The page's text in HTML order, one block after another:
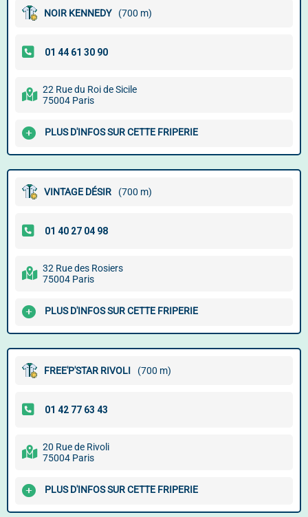
NOIR KENNEDY (700 m)
22 Rue du Roi de Sicile
75004 Paris
PLUS D'INFOS SUR CETTE FRIPERIE
VINTAGE DÉSIR (700 m)
32 Rue des Rosiers
75004 Paris
PLUS D'INFOS SUR CETTE FRIPERIE
FREE'P'STAR RIVOLI (700 m)
20 Rue de Rivoli
75004 Paris
PLUS D'INFOS SUR CETTE FRIPERIE